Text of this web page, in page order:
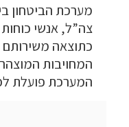
מערכת הביטחון
צה”ל, אנשי
כתוצאה משירותם
המחויבות
המערכת פועלת